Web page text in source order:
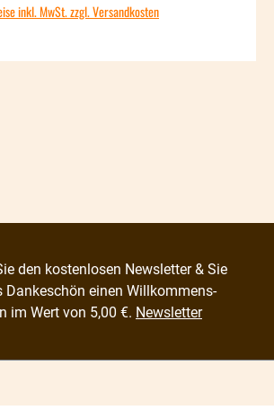
inkl. MwSt. zzgl. Versandkosten
den kostenlosen Newsletter & Sie
Dankeschön einen Willkommens-
im Wert von 5,00 €. Newsletter